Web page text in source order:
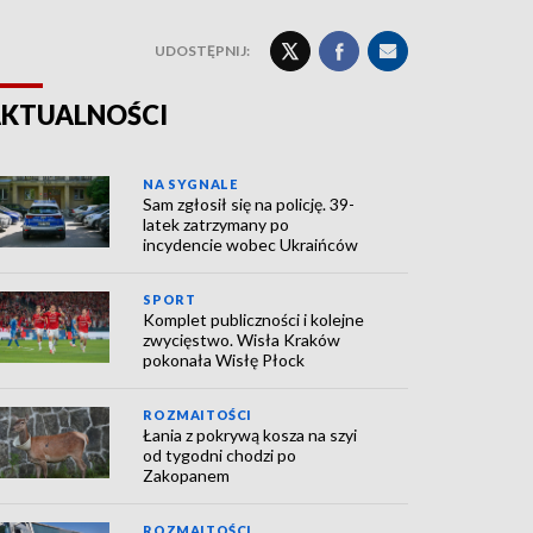
UDOSTĘPNIJ:
NA SYGNALE
Sam zgłosił się na policję. 39-
latek zatrzymany po
incydencie wobec Ukraińców
SPORT
Komplet publiczności i kolejne
zwycięstwo. Wisła Kraków
pokonała Wisłę Płock
ROZMAITOŚCI
Łania z pokrywą kosza na szyi
od tygodni chodzi po
Zakopanem